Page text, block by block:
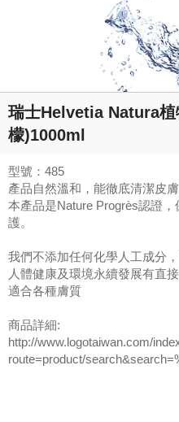
瑞士Helvetia Natura
檬)1000ml
型號：485
產品自然溫和，能徹底清潔皮
本產品是Nature Progrès認證
護。
我們不添加任何化學人工成分
人體健康及環境永續發展有直接
適合各種膚質
商品詳細:
http://www.logotaiwan.com/
route=product/